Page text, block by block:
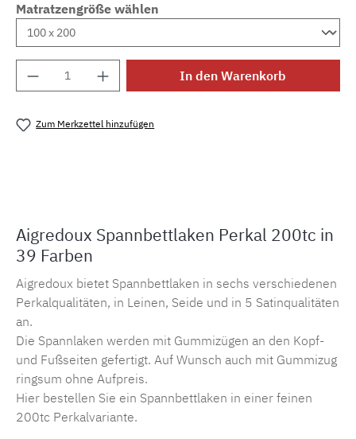
Matratzengröße wählen
Produkt Anzahl: Gib den gewünschten
In den Warenkorb
Zum Merkzettel hinzufügen
Aigredoux Spannbettlaken Perkal 200tc in
39 Farben
Aigredoux bietet Spannbettlaken in sechs verschiedenen
Perkalqualitäten, in Leinen, Seide und in 5 Satinqualitäten
an.
Die Spannlaken werden mit Gummizügen an den Kopf-
und Fußseiten gefertigt. Auf Wunsch auch mit Gummizug
ringsum ohne Aufpreis.
Hier bestellen Sie ein Spannbettlaken in einer feinen
200tc Perkalvariante.